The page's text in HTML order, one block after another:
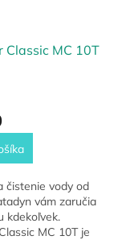
Classic MC 10T
čistenie vody od
vám zaručia
kdekoľvek.
MC 10T je